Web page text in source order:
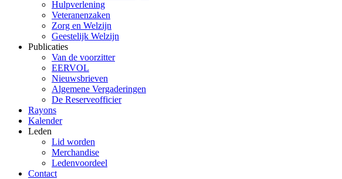
Hulpverlening
Veteranenzaken
Zorg en Welzijn
Geestelijk Welzijn
Publicaties
Van de voorzitter
EERVOL
Nieuwsbrieven
Algemene Vergaderingen
De Reserveofficier
Rayons
Kalender
Leden
Lid worden
Merchandise
Ledenvoordeel
Contact